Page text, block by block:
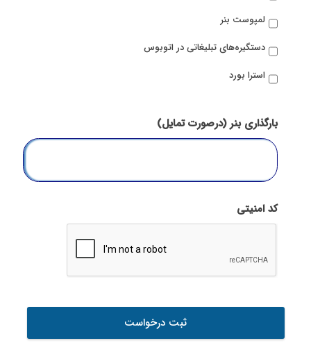
لمپوست بنر
دستگیره‌های تبلیغاتی در اتوبوس
استرا بورد
بارگذاری بنر (درصورت تمایل)
file
types:
gif,
png,
کد امنیتی